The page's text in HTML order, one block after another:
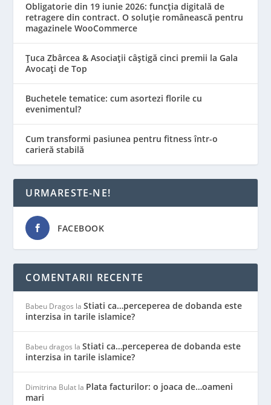
Obligatorie din 19 iunie 2026: funcția digitală de
retragere din contract. O soluție românească pentru
magazinele WooCommerce
Țuca Zbârcea & Asociații câștigă cinci premii la Gala
Avocați de Top
Buchetele tematice: cum asortezi florile cu
evenimentul?
Cum transformi pasiunea pentru fitness într-o
carieră stabilă
URMARESTE-NE!
FACEBOOK
COMENTARII RECENTE
Babeu Dragos laStiati ca…perceperea de dobanda este
interzisa in tarile islamice?
Babeu dragos laStiati ca…perceperea de dobanda este
interzisa in tarile islamice?
Dimitrina Bulat la Plata facturilor: o joaca de…oameni
mari